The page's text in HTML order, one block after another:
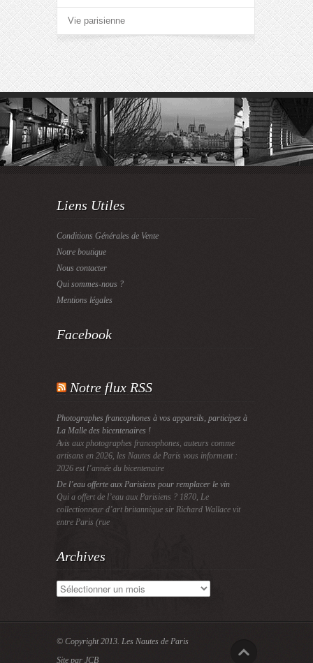
Vie parisienne
Liens Utiles
Conditions Générales de Vente
Notre boutique
Nous contacter
Qui sommes-nous ?
Mentions légales
Facebook
Notre flux RSS
Photographes francophones à vos appareils, participez à
La Malle des bicentenaires !
Avis aux photographes francophones, auteurs comme
artisans en 2026, les Nautes de Paris vous informent :
2026 est l’année du bicentenaire
De l’eau offerte aux Parisiens pour remplacer le vin
Qui a offert de l’eau aux Parisiens ? 1870, Le
collectionneur d’art britannique sir Richard Wallace vit
entre Paris (rue
Archives
Archives
© Copyright 2013. Les Nautes de Paris
Site par JCB